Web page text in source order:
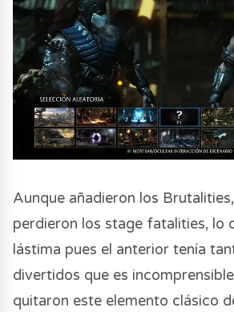
Aunque añadieron los
perdieron los stage fatalities, lo
lástima pues el anterior tenía
divertidos que es
quitaron este elemento clásico